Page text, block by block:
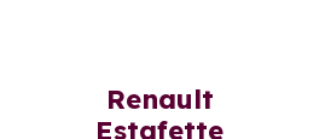
Renault
Estafette